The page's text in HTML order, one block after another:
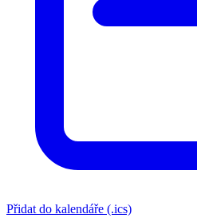
Přidat do kalendáře (.ics)